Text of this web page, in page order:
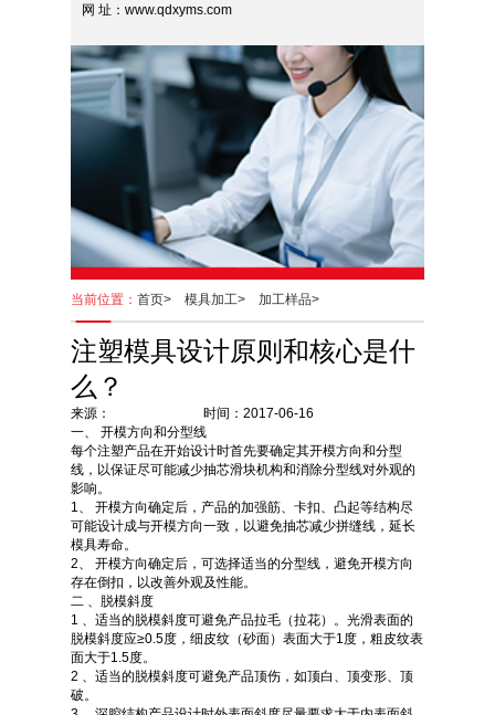
网 址：www.qdxyms.com
当前位置： 首页> 模具加工> 加工样品>
注塑模具设计原则和核心是什
么？
来源： 时间：2017-06-16
一、 开模方向和分型线
每个注塑产品在开始设计时首先要确定其开模方向和分型
线，以保证尽可能减少抽芯滑块机构和消除分型线对外观的
影响。
1、 开模方向确定后，产品的加强筋、卡扣、凸起等结构尽
可能设计成与开模方向一致，以避免抽芯减少拼缝线，延长
模具寿命。
2、 开模方向确定后，可选择适当的分型线，避免开模方向
存在倒扣，以改善外观及性能。
二 、脱模斜度
1 、适当的脱模斜度可避免产品拉毛（拉花）。光滑表面的
脱模斜度应≥0.5度，细皮纹（砂面）表面大于1度，粗皮纹表
面大于1.5度。
2 、适当的脱模斜度可避免产品顶伤，如顶白、顶变形、顶
破。